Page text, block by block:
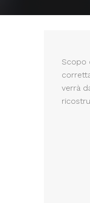
Scopo
verrà